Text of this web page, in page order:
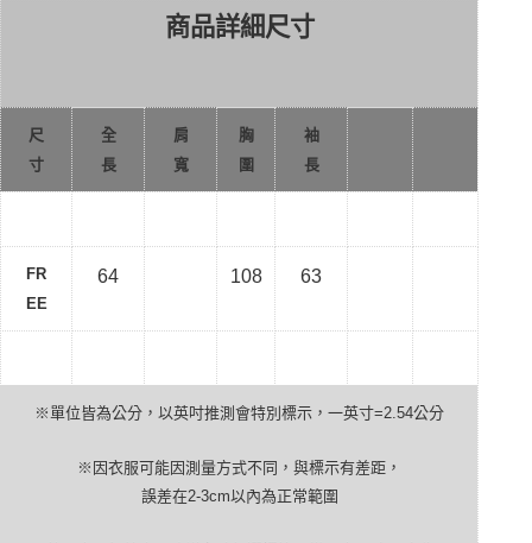
商品詳細尺寸
尺
寸
全
長
肩
寬
胸
圍
袖
長
FR
EE
64 108 63
※單位皆為公分，以英吋推測會特別標示，一英寸=2.54公分
※因衣服可能因測量方式不同，與標示有差距，
誤差在2-3cm以內為正常範圍